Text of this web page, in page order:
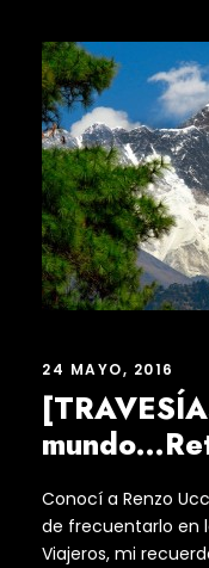
24 MAYO, 2016
Conocí a Renzo
de frecuentarlo en
Viajeros, mi